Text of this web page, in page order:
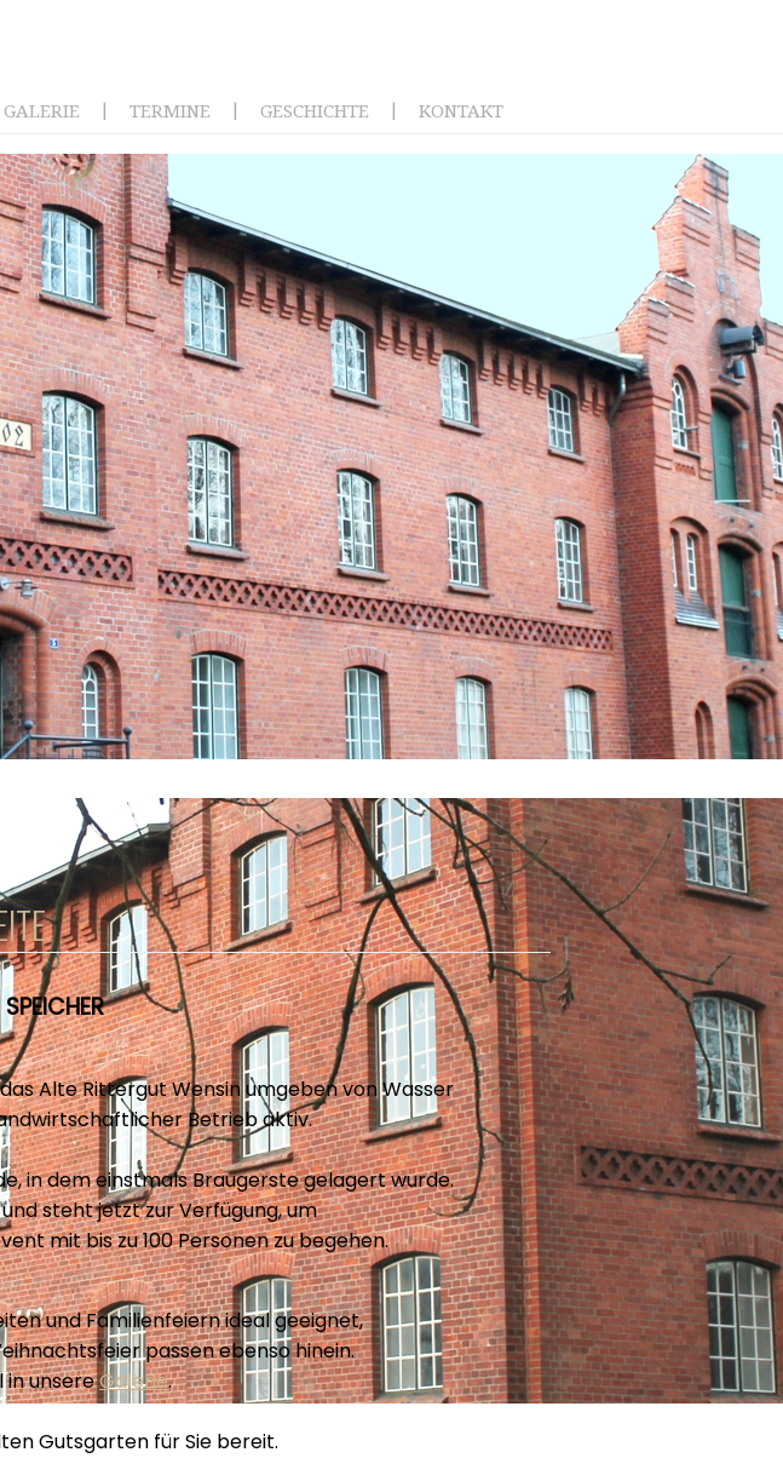
GALERIE | TERMINE | GESCHICHTE | KONTAKT
Alte Rittergut Wensin umgeben von Wasser
Betrieb aktiv.
in dem einstmals Braugerste gelagert wurde.
steht jetzt zur Verfügung, um
mit bis zu 100 Personen zu begehen.
und Familienfeiern ideal geeignet,
passen ebenso hinein.
in unsereGalerie.
Gutsgarten für Sie bereit.